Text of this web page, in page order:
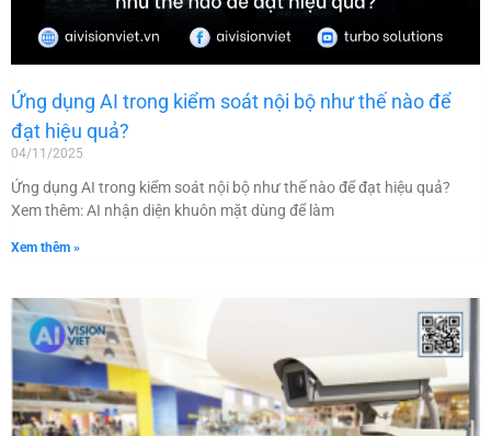
Ứng dụng AI trong kiểm soát nội bộ như thế nào để
đạt hiệu quả?
04/11/2025
Ứng dụng AI trong kiểm soát nội bộ như thế nào để đạt hiệu quả?
Xem thêm: AI nhận diện khuôn mặt dùng để làm
Xem thêm »